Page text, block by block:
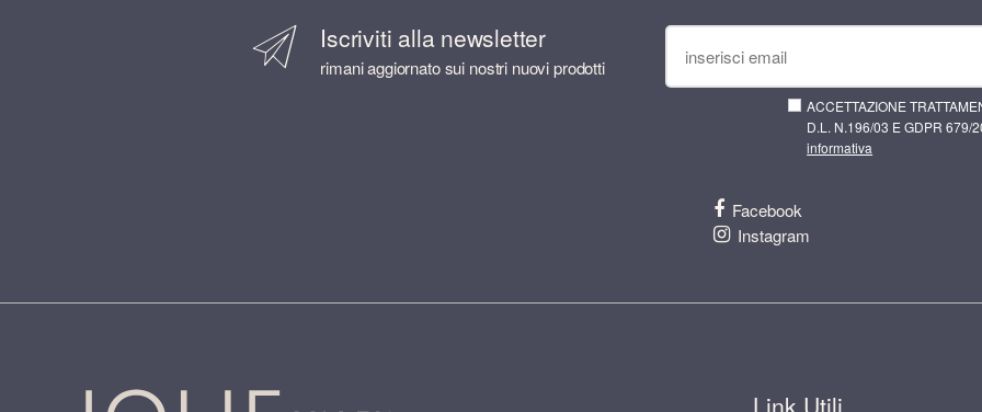
Iscriviti alla newsletter
rimani aggiornato sui nostri nuovi prodotti
ACCETTAZIONE
D.L. N.196/03 E GDPR 679/
informativa
Facebook
Instagram
Link Utili